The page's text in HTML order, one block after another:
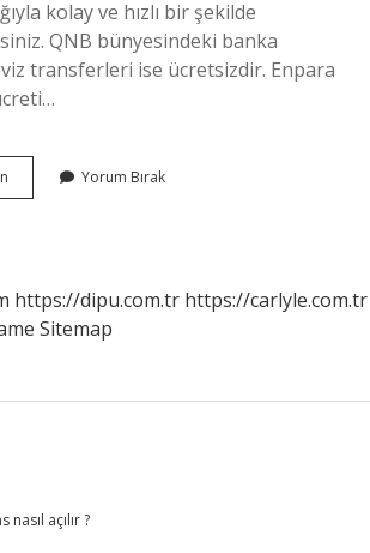
kolay ve hızlı bir şekilde
QNB bünyesindeki banka
transferleri ise ücretsizdir. Enpara
Yıllık
Yorum Bırak
https://dipu.com.tr https://carlyle.com.tr
Sitemap
nasıl açılır ?